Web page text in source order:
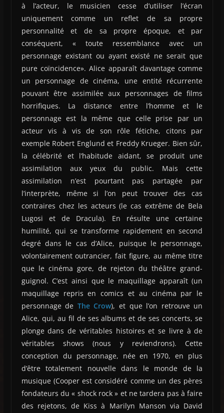
à l’acteur, le musicien cesse d’utiliser l’écran
uniquement comme un reflet de sa propre
personnalité et de sa propre époque, et par
conséquent, « toute ressemblance avec un
personnage existant ou ayant existé ne serait que
pure coïncidence». Alice apparaît davantage comme
un personnage de cinéma, une entité récurrente
pouvant être assimilée aux personnages de films
horrifiques. La distance entre l’homme et le
personnage est la même que celle prise par un
acteur vis à vis de son rôle fétiche, citons par
exemple Robert Englund et Freddy Krueger. Bien sûr,
la célébrité et l’habitude aidant, se produit une
assimilation aux yeux du public. Mais cette
assimilation n’est pourtant pas partagée par
l’interprète, même si l’on peut trouver des cas
contraires chez les acteurs (le cas extrême de Bela
Lugosi et de Dracula). En résulte une certaine
humilité, qui se transforme rapidement en second
degré dans le cas d’Alice, puisque le personnage,
volontairement outrancier, fait figure, au même titre
que le cinéma gore, de rejeton du théâtre grand-
guignol. C’est ainsi que le maquillage apparaît (un
maquillage repris en comics et au cinéma par le
personnage de The Crow), et que l’on retrouve un
Alice, qui, au fil de ses albums et de ses concerts, se
plonge dans de véritables histoires et se livre à de
véritables shows (nous y reviendrons). Cette
conception du personnage, née en 1970, en plus
d’être totalement nouvelle dans le monde de la
musique (Cooper est considéré comme un des pères
fondateurs du « shock rock » et ne tardera pas à faire
des rejetons, de Kiss à Marilyn Manson via David